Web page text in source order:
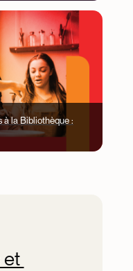
à la Bibliothèque :
et